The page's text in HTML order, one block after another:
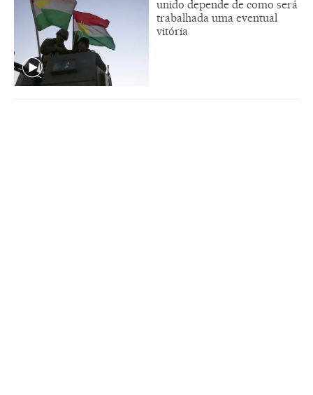
unido depende de como será
trabalhada uma eventual
vitória